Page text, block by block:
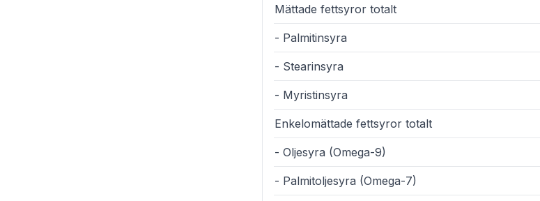
Mättade fettsyror totalt
- Palmitinsyra
- Stearinsyra
- Myristinsyra
Enkelomättade fettsyror totalt
- Oljesyra (Omega-9)
- Palmitoljesyra (Omega-7)